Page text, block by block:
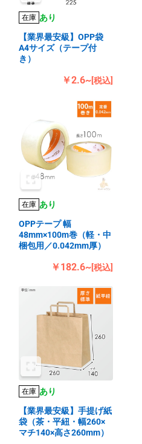
在庫 あり
【業界最安級】OPP袋
A4サイズ（テープ付
き）
￥2.6~[税込]
在庫 あり
OPPテープ 幅
48mm×100m巻（軽・中
梱包用／0.042mm厚）
￥182.6~[税込]
在庫 あり
【業界最安級】手提げ紙
袋（茶・平紐・幅260×
マチ140×高さ260mm）